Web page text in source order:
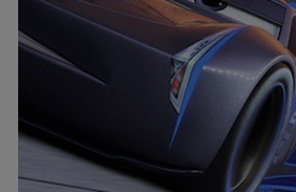
CÂȘTIGĂ
HOT 30
DANCEFLOOR CHART